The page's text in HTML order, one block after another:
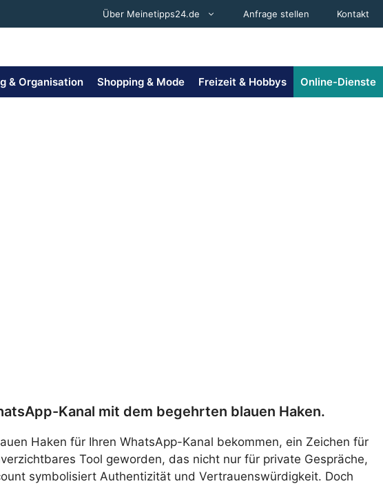
Über Meinetipps24.de Anfrage stellen Kontakt
& Organisation Shopping & Mode Freizeit & Hobbys Online-Dienste
Kanal mit dem begehrten blauen Haken.
Haken für Ihren WhatsApp-Kanal bekommen, ein Zeichen für
Tool geworden, das nicht nur für private Gespräche,
symbolisiert Authentizität und Vertrauenswürdigkeit. Doch